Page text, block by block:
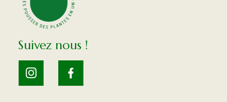
Suivez nous !